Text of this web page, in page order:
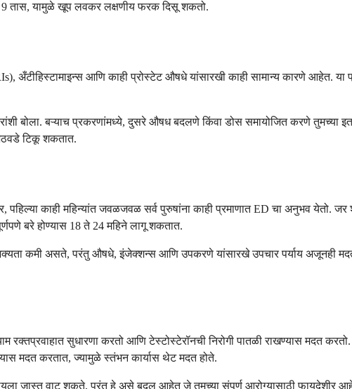
9 तास, यामुळे खूप लवकर लक्षणीय फरक दिसू शकतो.
आणि काही प्रोस्टेट औषधे यांसारखी काही सामान्य कारणे आहेत. या
बोला. बऱ्याच प्रकरणांमध्ये, दुसरे औषध बदलणे किंवा डोस समायोजित करणे तुमच्या
टिकू शकतात.
काही महिन्यांत जवळजवळ सर्व पुरुषांना काही प्रमाणात ED चा अनुभव येतो. जर
बरे होण्यास 18 ते 24 महिने लागू शकतात.
शक्यता कमी असते, परंतु औषधे, इंजेक्शन्स आणि उपकरणे यांसारखे उपचार पर्याय अजूनही
रक्तप्रवाहात सुधारणा करतो आणि टेस्टोस्टेरॉनची निरोगी पातळी राखण्यास मदत
मदत करतात, ज्यामुळे स्तंभन कार्यास थेट मदत होते.
जास्त वाटू शकते, परंतु हे असे बदल आहेत जे तुमच्या संपूर्ण आरोग्यासाठी फायदेशीर